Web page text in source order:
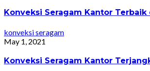
Konveksi Seragam Kantor
konveksi seragam
May 1, 2021
Konveksi Seragam Kantor